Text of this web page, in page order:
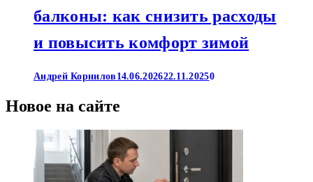
балконы: как снизить расходы
и повысить комфорт зимой
Андрей Корнилов 14.06.202622.11.20250
Новое на сайте